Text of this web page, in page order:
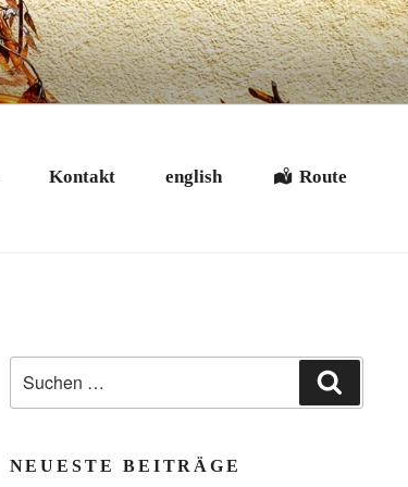
Kontakt english Route
nach:
NEUESTE BEITRÄGE